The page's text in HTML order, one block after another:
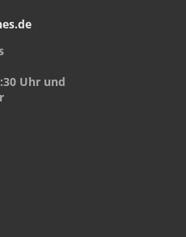
Uhr und